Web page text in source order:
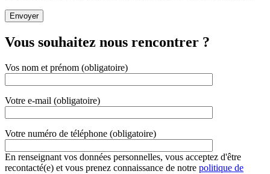
Vous souhaitez nous rencontrer ?
Vos nom et prénom (obligatoire)
Votre e-mail (obligatoire)
Votre numéro de téléphone (obligatoire)
En renseignant vos données personnelles, vous acceptez d'être
recontacté(e) et vous prenez connaissance de notre politique de